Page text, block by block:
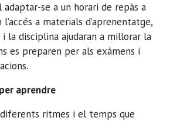
se a un horari de repàs a
a materials d’aprenentatge,
la disciplina ajudaran a millorar la
es preparen per als exàmens i
aprendre
ritmes i el temps que